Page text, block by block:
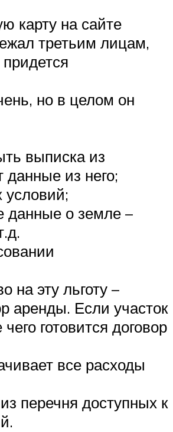
карту на сайте
третьим лицам,
но в целом он
выписка из
данные из него;
данные о земле –
на эту льготу –
аренды. Если участок
готовится договор
все расходы
перечня доступных к